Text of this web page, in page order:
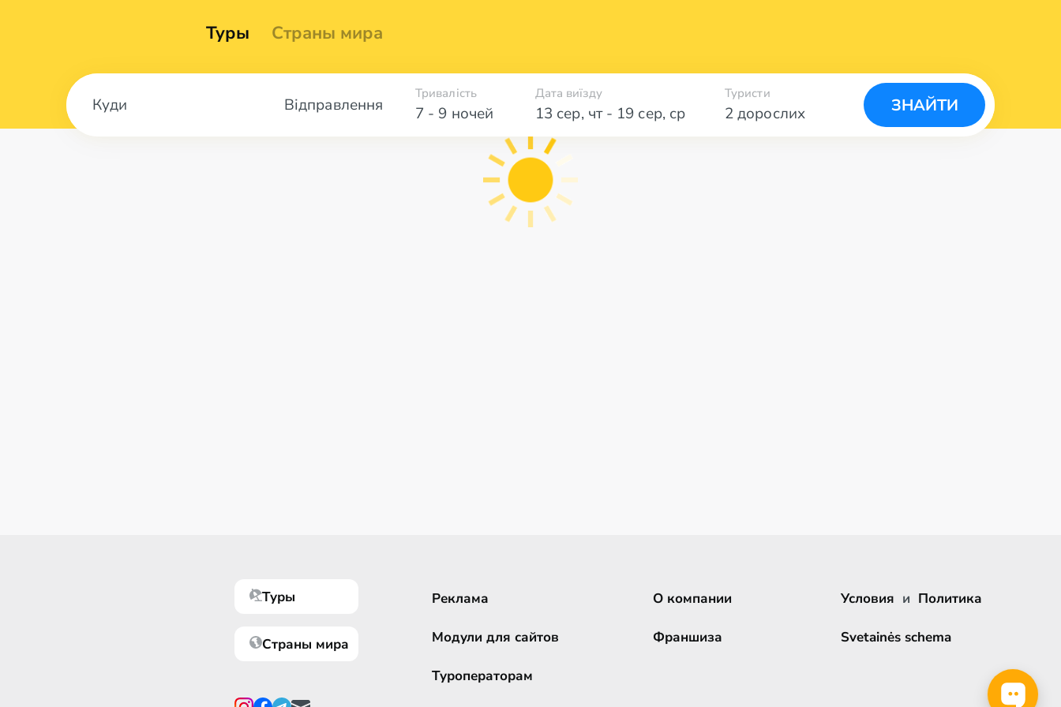
Туры Страны мира
Відправлення 7 - 9 ночей
Тривалість Дата виїзду
13 сер, чт- 19 сер, ср 2 дорослих
Туристи
ЗНАЙТИ
Туры
Страны мира
Реклама
Модули для сайтов
Туроператорам
О компании
Франшиза
Условия и Политика
Svetainės schema